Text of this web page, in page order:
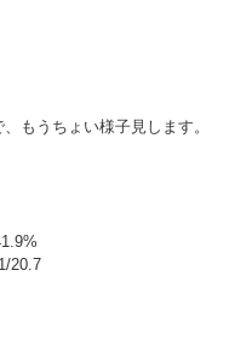
もうちょい様子見します。
20.7